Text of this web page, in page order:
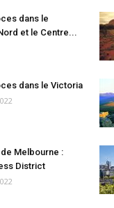
dans le
et le Centre...
dans le Victoria
Melbourne :
District